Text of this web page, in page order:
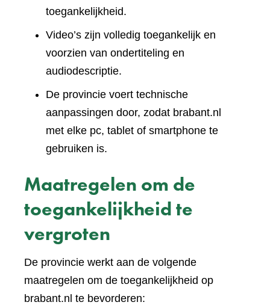
toegankelijkheid.
Video’s zijn volledig toegankelijk en
voorzien van ondertiteling en
audiodescriptie.
De provincie voert technische
aanpassingen door, zodat brabant.nl
met elke pc, tablet of smartphone te
gebruiken is.
Maatregelen om de
toegankelijkheid te
vergroten
De provincie werkt aan de volgende
maatregelen om de toegankelijkheid op
brabant.nl te bevorderen: